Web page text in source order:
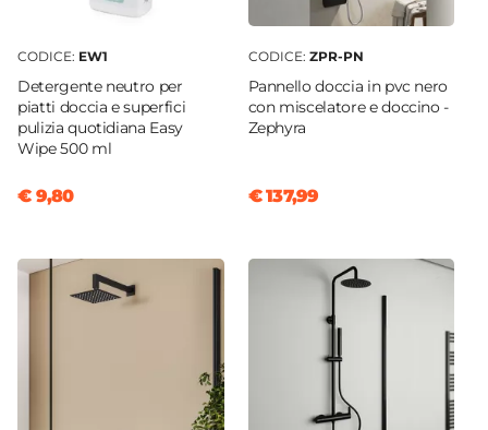
CODICE: EW1
Detergente neutro per
piatti doccia e superfici
pulizia quotidiana Easy
Wipe 500 ml
€ 9,80
CODICE: ZPR-PN
Pannello doccia in pvc nero
con miscelatore e doccino -
Zephyra
€ 137,99